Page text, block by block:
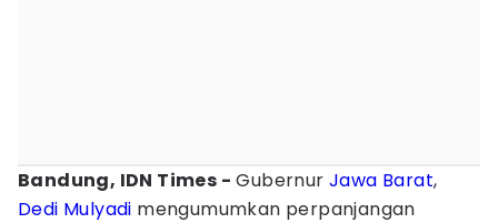
Bandung, IDN Times - GubernurJawa Barat,
Dedi Mulyadi mengumumkan perpanjangan